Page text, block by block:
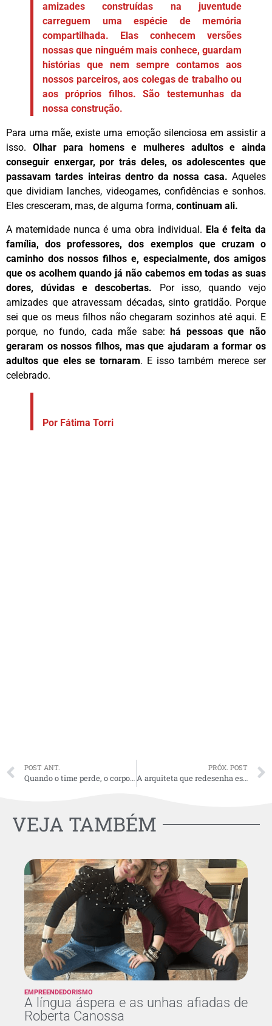
amizades construídas na juventude
carreguem uma espécie de memória
compartilhada. Elas conhecem versões
nossas que ninguém mais conhece, guardam
histórias que nem sempre contamos aos
nossos parceiros, aos colegas de trabalho ou
aos próprios filhos. São testemunhas da
nossa construção.
Para uma mãe, existe uma emoção silenciosa em assistir a
isso. Olhar para homens e mulheres adultos e ainda
conseguir enxergar, por trás deles, os adolescentes que
passavam tardes inteiras dentro da nossa casa. Aqueles
que dividiam lanches, videogames, confidências e sonhos.
Eles cresceram, mas, de alguma forma, continuam ali.
A maternidade nunca é uma obra individual. Ela é feita da
família, dos professores, dos exemplos que cruzam o
caminho dos nossos filhos e, especialmente, dos amigos
que os acolhem quando já não cabemos em todas as suas
dores, dúvidas e descobertas. Por isso, quando vejo
amizades que atravessam décadas, sinto gratidão. Porque
sei que os meus filhos não chegaram sozinhos até aqui. E
porque, no fundo, cada mãe sabe: há pessoas que não
geraram os nossos filhos, mas que ajudaram a formar os
adultos que eles se tornaram. E isso também merece ser
celebrado.
Por Fátima Torri
POST ANT.
Quando o time perde, o corpo da mulher paga a conta
PRÓX. POST
A arquiteta que redesenha espaços para que mais pessoas possam existir neles
VEJA TAMBÉM
EMPREENDEDORISMO
A língua áspera e as unhas afiadas de
Roberta Canossa